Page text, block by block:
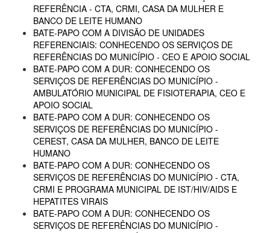
REFERÊNCIA - CTA, CRMI, CASA DA MULHER E
BANCO DE LEITE HUMANO
BATE-PAPO COM A DIVISÃO DE UNIDADES
REFERENCIAIS: CONHECENDO OS SERVIÇOS DE
REFERÊNCIAS DO MUNICÍPIO - CEO E APOIO SOCIAL
BATE-PAPO COM A DUR: CONHECENDO OS
SERVIÇOS DE REFERÊNCIAS DO MUNICÍPIO -
AMBULATÓRIO MUNICIPAL DE FISIOTERAPIA, CEO E
APOIO SOCIAL
BATE-PAPO COM A DUR: CONHECENDO OS
SERVIÇOS DE REFERÊNCIAS DO MUNICÍPIO -
CEREST, CASA DA MULHER, BANCO DE LEITE
HUMANO
BATE-PAPO COM A DUR: CONHECENDO OS
SERVIÇOS DE REFERÊNCIAS DO MUNICÍPIO - CTA,
CRMI E PROGRAMA MUNICIPAL DE IST/HIV/AIDS E
HEPATITES VIRAIS
BATE-PAPO COM A DUR: CONHECENDO OS
SERVIÇOS DE REFERÊNCIAS DO MUNICÍPIO -